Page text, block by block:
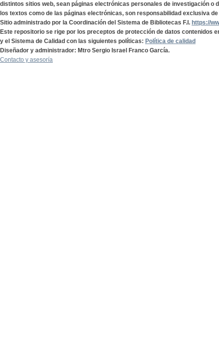
distintos sitios web, sean páginas electrónicas personales de investigación o
los textos como de las páginas electrónicas, son responsabilidad exclusiva
Sitio administrado por la Coordinación del Sistema de Bibliotecas F.I. https://
Este repositorio se rige por los preceptos de protección de datos contenidos
y el Sistema de Calidad con las siguientes políticas: Política de calidad
Diseñador y administrador: Mtro Sergio Israel Franco García.
Contacto y asesoría